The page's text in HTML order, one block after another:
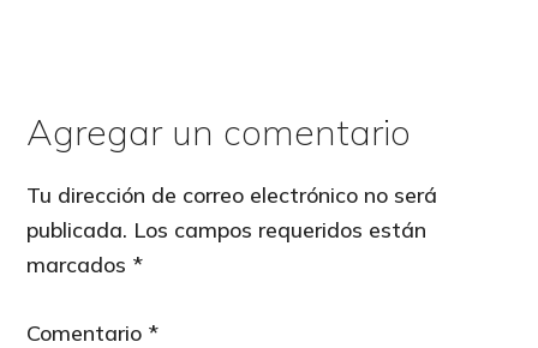
Reader
Interactions
Agregar un comentario
Tu dirección de correo electrónico no será
publicada. Los campos requeridos están
marcados *
Comentario *